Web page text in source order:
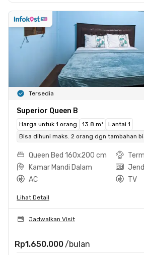
Tersedia
Superior Queen B
Harga untuk 1 orang 13.8 m²
Lantai 1
Bisa dihuni maks. 2 orang dgn tambahan
Queen Bed 160x200 cm
Kamar Mandi Dalam
AC
TV
Lihat Detail
Jadwalkan Visit
Rp1.650.000 /bulan